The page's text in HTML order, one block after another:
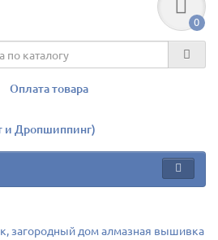
0
Оплата товара
и Дропшиппинг)
загородный дом алмазная вышивка